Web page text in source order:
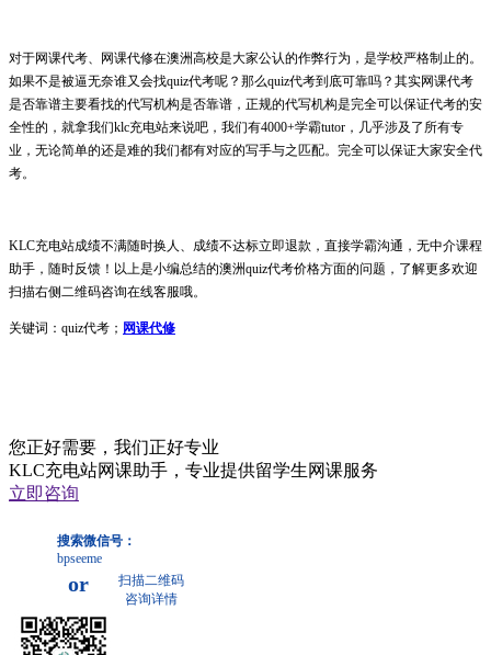
对于网课代考、网课代修在澳洲高校是大家公认的作弊行为，是学校严格制止的。
如果不是被逼无奈谁又会找quiz代考呢？那么quiz代考到底可靠吗？其实网课代考
是否靠谱主要看找的代写机构是否靠谱，正规的代写机构是完全可以保证代考的安
全性的，就拿我们klc充电站来说吧，我们有4000+学霸tutor，几乎涉及了所有专
业，无论简单的还是难的我们都有对应的写手与之匹配。完全可以保证大家安全代
考。
KLC充电站成绩不满随时换⼈、成绩不达标⽴即退款，直接学霸沟通，⽆中介课程
助⼿，随时反馈！以上是小编总结的澳洲quiz代考价格方面的问题，了解更多欢迎
扫描右侧二维码咨询在线客服哦。
关键词：quiz代考； 网课代修
您正好需要，我们正好专业
KLC充电站网课助手，专业提供留学生网课服务
立即咨询
搜索微信号：
bpseeme
or
扫描二维码
咨询详情